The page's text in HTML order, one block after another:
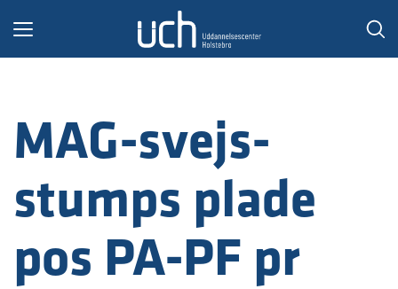
Toggle
MAG-svejs-
stumps plade
pos PA-PF pr